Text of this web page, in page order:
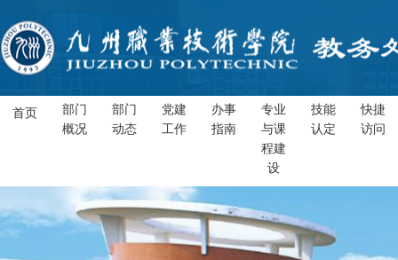
首页
部门
概况
部门
动态
党建
工作
办事
指南
专业
与课
程建
设
技能
认定
快捷
访问